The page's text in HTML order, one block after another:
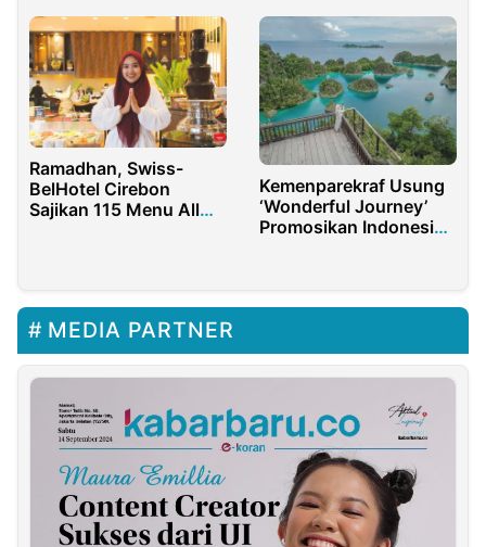
Ramadhan, Swiss-
BelHotel Cirebon
Sajikan 115 Menu All
Kemenparekraf Usung
‘Wonderful Journey’
Promosikan Indonesia
MEDIA PARTNER